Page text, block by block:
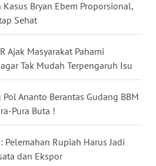
Bryan Ebem Proporsional,
Sehat
Ajak Masyarakat Pahami
Tak Mudah Terpengaruh Isu
Pol Ananto Berantas Gudang BBM
Pura Buta !
Pelemahan Rupiah Harus Jadi
dan Ekspor